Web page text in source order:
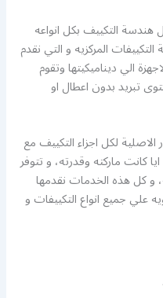
التكييف بكل انواعه
المركزيه و التي نقدم
الي ديناميكيتها وتقوم
تبريد بدون اعطال او
الاصلية لكل اجزاء التكييف مع
كانت ماركته وقدرته، و تتوفر
و كل هذه الخدمات نقدمها
علي جميع انواع التكييفات و